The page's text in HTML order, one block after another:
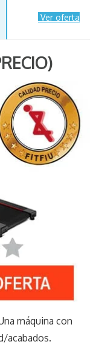
Ver oferta
máquina con
acabados.